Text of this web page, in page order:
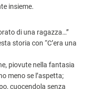
insieme.
di una ragazza…”
storia con “C’era una
piovute nella fantasia
meno se l’aspetta;
cuocendola senza